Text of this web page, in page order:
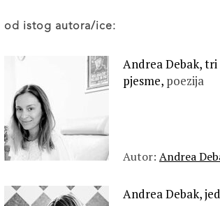
od istog autora/ice:
Andrea Debak, tri
pjesme, poezija
Autor: Andrea
Andrea Debak,